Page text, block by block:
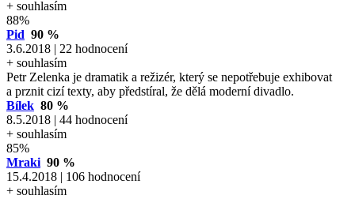
+ souhlasím
88%
Pid 90 %
3.6.2018 | 22 hodnocení
+ souhlasím
Petr Zelenka je dramatik a režizér, který se nepotřebuje exhibovat
a prznit cizí texty, aby předstíral, že dělá moderní divadlo.
Bílek 80 %
8.5.2018 | 44 hodnocení
+ souhlasím
85%
Mraki 90 %
15.4.2018 | 106 hodnocení
+ souhlasím